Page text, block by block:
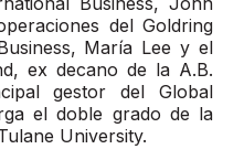
del Goldring
María Lee y el
ex decano de la A.B.
gestor del Global
el doble grado de la
University.